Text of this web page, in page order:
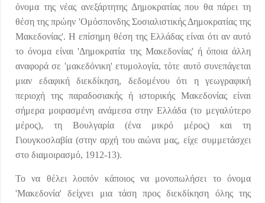
όνομα της νέας ανεξάρτητης Δημοκρατίας που θα πάρει τη
θέση της πρώην 'Ομόσπονδης Σοσιαλιστικής Δημοκρατίας της
Μακεδονίας'. Η επίσημη θέση της Ελλάδας είναι ότι αν αυτό
το όνομα είναι 'Δημοκρατία της Μακεδονίας' ή όποια άλλη
αναφορά σε 'μακεδόνικη' ετυμολογία, τότε αυτό συνεπάγεται
μιαν εδαφική διεκδίκηση, δεδομένου ότι η γεωγραφική
περιοχή της παραδοσιακής ή ιστορικής Μακεδονίας είναι
σήμερα μοιρασμένη ανάμεσα στην Ελλάδα (το μεγαλύτερο
μέρος), τη Βουλγαρία (ένα μικρό μέρος) και τη
Γιουγκοσλαβία (στην αρχή του αιώνα μας, είχε συμμετάσχει
στο διαμοιρασμό, 1912-13).
Το να θέλει λοιπόν κάποιος να μονοπωλήσει το όνομα
'Μακεδονία' δείχνει μια τάση προς διεκδίκηση όλης της